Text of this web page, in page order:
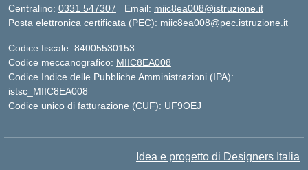
Centralino: 0331 547307 Email: miic8ea008@istruzione.it
Posta elettronica certificata (PEC): miic8ea008@pec.istruzione.it
Codice fiscale: 84005530153
Codice meccanografico: MIIC8EA008
Codice Indice delle Pubbliche Amministrazioni (IPA):
istsc_MIIC8EA008
Codice unico di fatturazione (CUF): UF9OEJ
Idea e progetto di Designers Italia